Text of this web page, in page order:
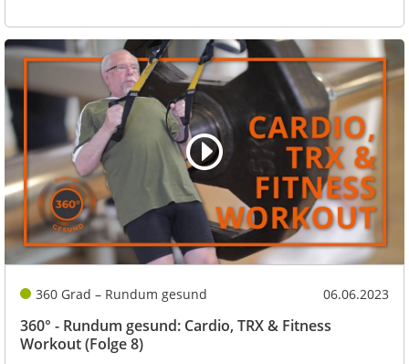
360 Grad – Rundum gesund 06.06.2023
360° - Rundum gesund: Cardio, TRX & Fitness
Workout (Folge 8)